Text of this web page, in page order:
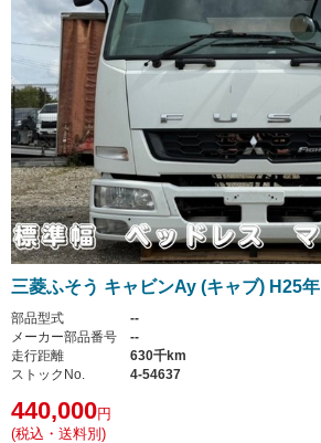
三菱ふそう キャビンAy (キャブ) H25年
部品型式
--
メーカー部品番号
--
走行距離
630千km
ストックNo.
4-54637
440,000円
(税込・送料別)